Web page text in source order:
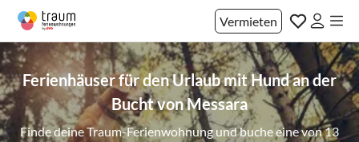
Vermieten
Ferienhäuser für den Urlaub mit Hund an der
Bucht von Messara
Finde deine Traum-Ferienwohnung und buche eine von 13